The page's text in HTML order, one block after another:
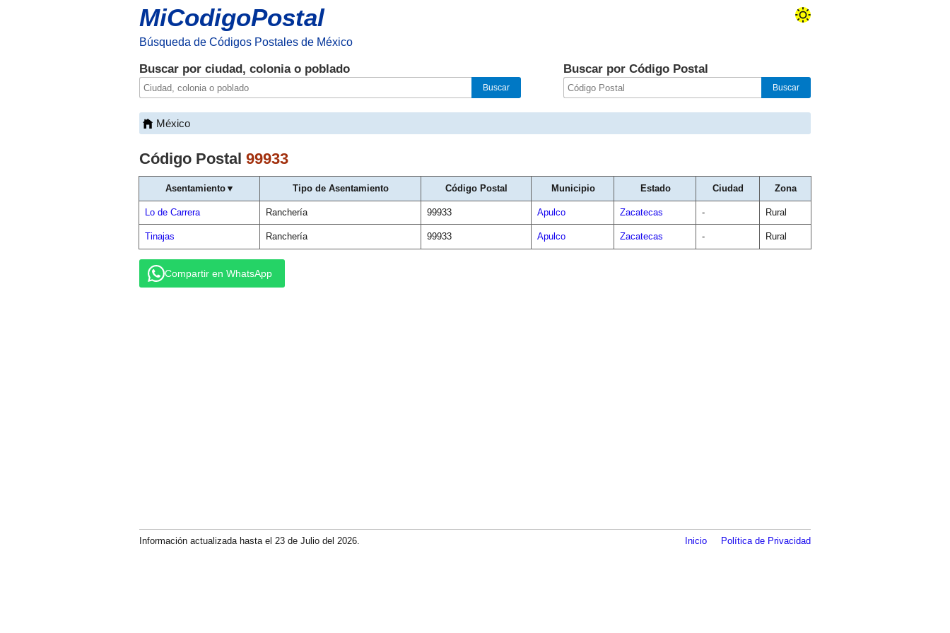
MiCodigoPostal
Búsqueda de Códigos Postales de México
Buscar por ciudad, colonia o poblado Buscar por Código Postal
México
Código Postal 99933
Asentamiento▼ Tipo de Asentamiento Código Postal Municipio Estado Ciudad Zona
Lo de Carrera Ranchería 99933 Apulco Zacatecas - Rural
Tinajas Ranchería 99933 Apulco Zacatecas - Rural
Compartir en WhatsApp
Información actualizada hasta el 23 de Julio del 2026. Inicio Política de Privacidad